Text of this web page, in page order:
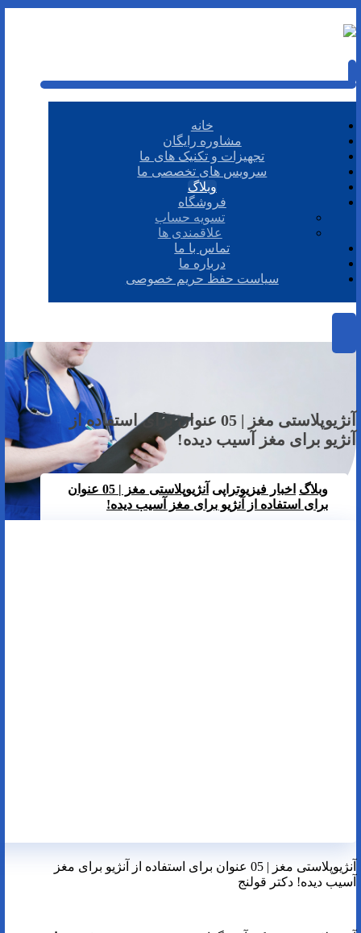
خانه
مشاوره رایگان
تجهیزات و تکنیک های ما
سرویس های تخصصی ما
وبلاگ
فروشگاه
تسویه حساب
علاقمندی ها
تماس با ما
درباره ما
سیاست حفظ حریم خصوصی
آنژیوپلاستی مغز | 05 عنوان برای استفاده از
آنژیو برای مغز آسیب دیده!
وبلاگ اخبار فیزیوتراپی
آنژیوپلاستی مغز | 05 عنوان
برای استفاده از آنژیو برای مغز آسیب دیده!
آنژیوپلاستی مغز | 05 عنوان برای استفاده از آنژیو برای مغز
آسیب دیده! دکتر قولنج